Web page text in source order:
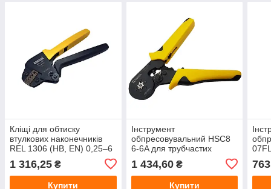
Кліщі для обтиску
втулкових наконечників
REL 1306 (HB, EN) 0,25–6
1 316,25 ₴
Купити
Інструмент
обпресовувальний HSC8
6-6A для трубчастих
наконечників 0,08-6 мм²
1 434,60₴
Купити